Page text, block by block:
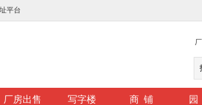
平台
厂房出售 写字楼 商 铺 园